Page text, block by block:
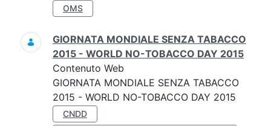
OMS
GIORNATA MONDIALE SENZA TABACCO
2015 - WORLD NO-TOBACCO DAY 2015
Contenuto Web
GIORNATA MONDIALE SENZA TABACCO
2015 - WORLD NO-TOBACCO DAY 2015
CNDD